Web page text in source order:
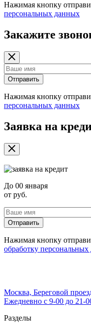
Нажимая кнопку
персональных данных
Закажите
Отправить
Нажимая кнопку
персональных данных
Заявка на
До 00 января
от руб.
Отправить
Нажимая кнопку
обработку
Москва, Береговой
Ежедневно с 9-00 до 21-
Разделы